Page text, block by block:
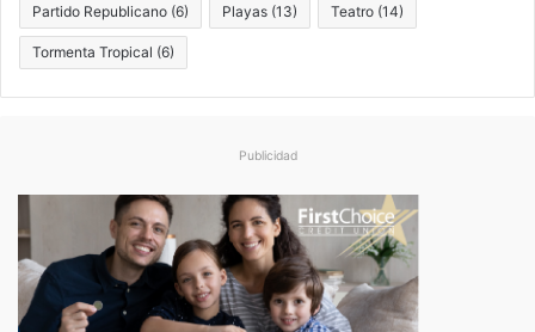
Partido Republicano (6) Playas (13) Teatro (14)
Tormenta Tropical (6)
Publicidad